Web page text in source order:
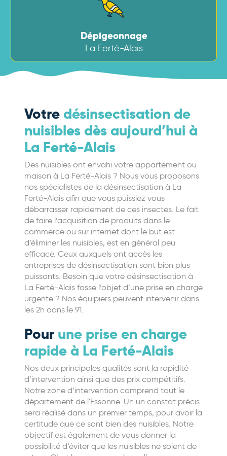
Dépigeonnage
La Ferté-Alais
Votre désinsectisation de
nuisibles dès aujourd’hui à
La Ferté-Alais
Des nuisibles ont envahi votre appartement ou
maison à La Ferté-Alais ? Nous vous proposons
nos spécialistes de la désinsectisation à La
Ferté-Alais afin que vous puissiez vous
débarrasser rapidement de ces insectes. Le fait
de faire l’acquisition de produits dans le
commerce ou sur internet dont le but est
d’éliminer les nuisibles, est en général peu
efficace. Ceux auxquels ont accès les
entreprises de désinsectisation sont bien plus
puissants. Besoin que votre désinsectisation à
La Ferté-Alais fasse l’objet d’une prise en charge
urgente ? Nos équipiers peuvent intervenir dans
les 2h dans le 91.
Pour une prise en charge
rapide à La Ferté-Alais
Nos deux principales qualités sont la rapidité
d’intervention ainsi que des prix compétitifs.
Notre zone d’intervention comprend tout le
département de l'Essonne. Un un constat précis
sera réalisé dans un premier temps, pour avoir la
certitude que ce sont bien des nuisibles. Notre
objectif est également de vous donner la
possibilité d’éviter que les nuisibles ne soient de